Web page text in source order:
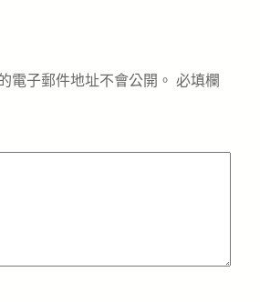
電子郵件地址不會公開。 必填欄